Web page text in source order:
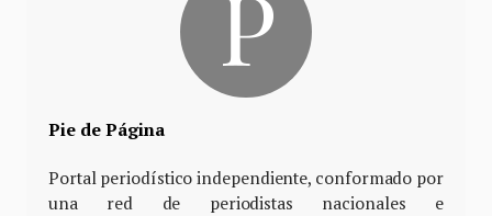
Pie de Página
Portal periodístico independiente, conformado por
una red de periodistas nacionales e